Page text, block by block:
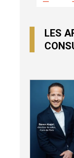
LES